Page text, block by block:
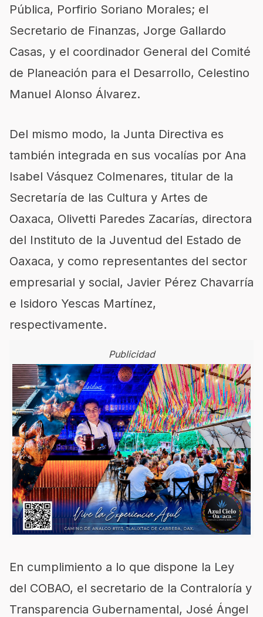
Pública, Porfirio Soriano Morales; el
Secretario de Finanzas, Jorge Gallardo
Casas, y el coordinador General del Comité
de Planeación para el Desarrollo, Celestino
Manuel Alonso Álvarez.
Del mismo modo, la Junta Directiva es
también integrada en sus vocalías por Ana
Isabel Vásquez Colmenares, titular de la
Secretaría de las Cultura y Artes de
Oaxaca, Olivetti Paredes Zacarías, directora
del Instituto de la Juventud del Estado de
Oaxaca, y como representantes del sector
empresarial y social, Javier Pérez Chavarría
e Isidoro Yescas Martínez,
respectivamente.
Publicidad
En cumplimiento a lo que dispone la Ley
del COBAO, el secretario de la Contraloría y
Transparencia Gubernamental, José Ángel